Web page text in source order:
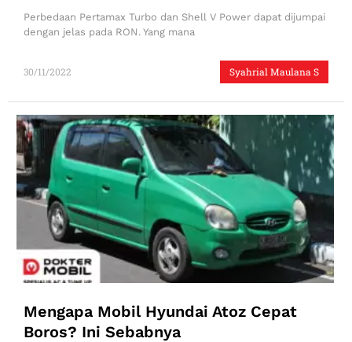
Syahrial Maulana S
30/11/2022
Perbedaan Pertamax Turbo dan Shell V Power dapat dijumpai
dengan jelas pada RON. Yang mana
Mengapa Mobil Hyundai Atoz Cepat
Boros? Ini Sebabnya